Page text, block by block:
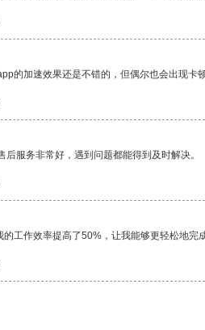
的加速效果还是不错的，但偶尔也会出现卡
后服务非常好，遇到问题都能得到及时解决。
的工作效率提高了50%，让我能够更轻松地完